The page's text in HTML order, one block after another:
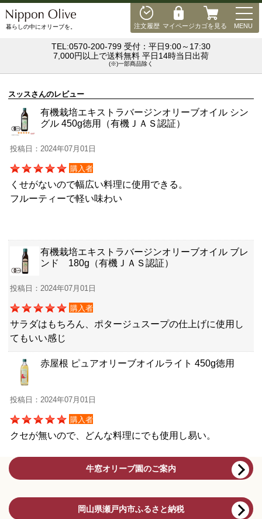
注文履歴 マイページカゴを見る MENU
暮らしの中にオリーブを。
TEL:0570-200-799 受付：平日9:00～17:30
7,000円以上で送料無料 平日14時当日出荷
(※)一部商品除く
スッスさんのレビュー
有機栽培エキストラバージンオリーブオイル シン
グル 450g徳用（有機ＪＡＳ認証）
投稿日：2024年07月01日
購入者
くせがないので幅広い料理に使用できる。
フルーティーで軽い味わい
有機栽培エキストラバージンオリーブオイル ブレ
ンド 180g（有機ＪＡＳ認証）
投稿日：2024年07月01日
購入者
サラダはもちろん、ポタージュスープの仕上げに使用し
てもいい感じ
赤屋根 ピュアオリーブオイルライト 450g徳用
投稿日：2024年07月01日
購入者
クセが無いので、どんな料理にでも使用し易い。
牛窓オリーブ園のご案内
岡山県瀬戸内市ふるさと納税